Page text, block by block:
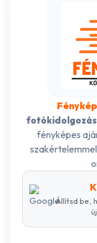
fotókidolgozás
fényképes
Állítsd be,